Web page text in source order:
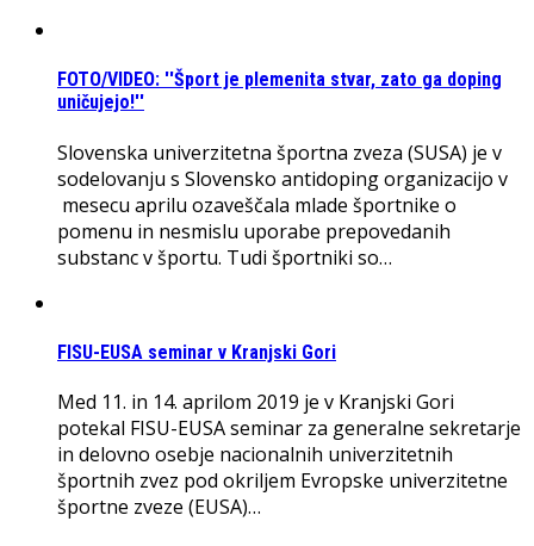
FOTO/VIDEO: ''Šport je plemenita stvar, zato ga doping
uničujejo!''
Slovenska univerzitetna športna zveza (SUSA) je v
sodelovanju s Slovensko antidoping organizacijo v
mesecu aprilu ozaveščala mlade športnike o
pomenu in nesmislu uporabe prepovedanih
substanc v športu. Tudi športniki so…
FISU-EUSA seminar v Kranjski Gori
Med 11. in 14. aprilom 2019 je v Kranjski Gori
potekal FISU-EUSA seminar za generalne sekretarje
in delovno osebje nacionalnih univerzitetnih
športnih zvez pod okriljem Evropske univerzitetne
športne zveze (EUSA)…